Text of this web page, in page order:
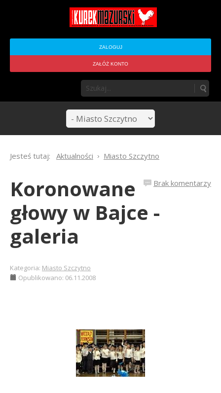
ZALOGUJ
ZAŁÓŻ KONTO
Jesteś tutaj: Aktualności Miasto Szczytno
Brak komentarzy
Koronowane
głowy w Bajce -
galeria
Kategoria: Miasto Szczytno
Opublikowano: 06.11.2008